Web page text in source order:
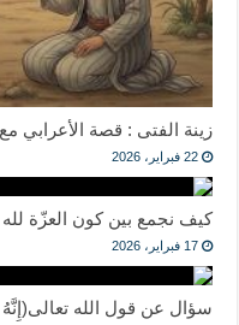
زينة الفتى : قصة الأعرابي
22 فبراير، 2026
كيف نجمع بين كون العزّة
17 فبراير، 2026
سؤال عن قول الله